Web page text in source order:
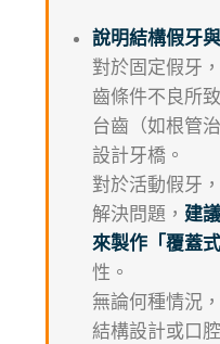
說明結構假牙
對於固定假牙
齒條件不良所
台齒（如根管
設計牙橋。
對於活動假牙
解決問題， 建
來製作「覆蓋式
性。
無論何種情況
結構設計或口